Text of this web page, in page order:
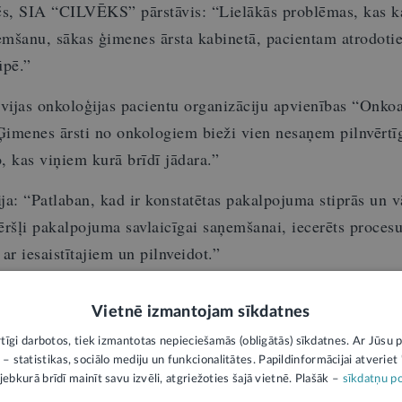
SIA “CILVĒKS” pārstāvis: “Lielākās problēmas, kas
sākas ģimenes ārsta kabinetā, pacientam
onkoloģijas pacientu organizāciju apvienības
ārsti no onkologiem bieži vien nesaņem
kas viņiem kurā brīdī jādara.”
“Patlaban, kad ir konstatētas pakalpojuma stiprās un
pakalpojuma savlaicīgai saņemšanai, iecerēts
iesaistītajiem un pilnveidot.”
un īstenošanas kārtību nosaka Ministru
aprūpes noteikumi”.
Vietnē izmantojam sīkdatnes
darbotos, tiek izmantotas nepieciešamās (obligātās) sīkdatnes. Ar Jūsu
statistikas, sociālo mediju un funkcionalitātes. Papildinformācijai atveriet
brīdī mainīt savu izvēli, atgriežoties šajā vietnē. Plašāk – sīkdatņu